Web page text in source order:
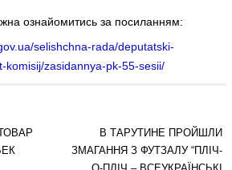
ознайомитись за посиланням:
selishchna-rada/deputatski-
komisij/zasidannya-pk-55-sesii/
В ТАРУТИНЕ ПРОЙШЛИ
ЗМАГАННЯ З ФУТЗАЛУ “ПЛІЧ-